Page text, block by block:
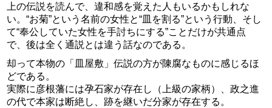
上の伝説を読んで、違和感を覚えた人もいるかもしれな
い。“お菊”という名前の女性と“皿を割る”という行動、そし
て“奉公していた女性を手討ちにする”ことだけが共通点
で、後は全く通説とは違う話なのである。
却って本物の「皿屋敷」伝説の方が陳腐なものに感じるほ
どである。
実際に彦根藩には孕石家が存在し（上級の家柄）、政之進
の代で本家は断絶し、跡を継いだ分家が存在する。